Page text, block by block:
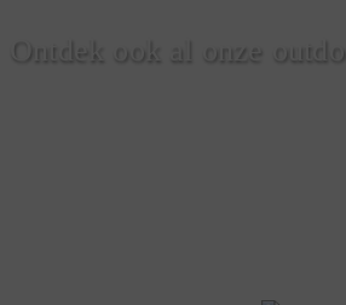
Ontdek ook al onze